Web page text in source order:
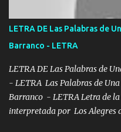
POR CLAVE ES EL CALI 4
tirante andamos mi carnal
se ve limpio el camino nos
misma piedra me vuelvo a
en corto me tiró a per...
LETRA DE Las Palabras de
Barranco - LETRA
LETRA DE Las Palabras de
- LETRA Las Palabras de
Barranco - LETRA Letra de
interpretada por Los Alegres